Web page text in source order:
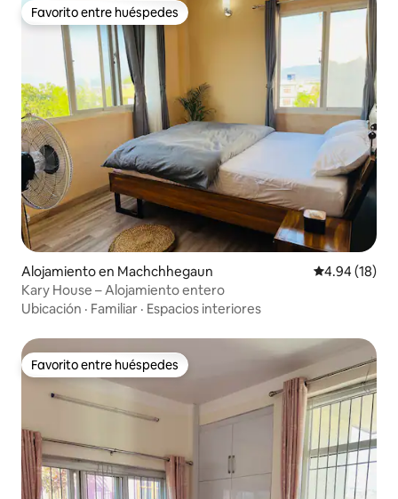
Favorito entre huéspedes
Favorito entre huéspedes
Alojamiento en Machchhegaun Calificación
4.94 (18)
Kary House – Alojamiento entero
Ubicación · Familiar · Espacios interiores
Favorito entre huéspedes
Favorito entre huéspedes